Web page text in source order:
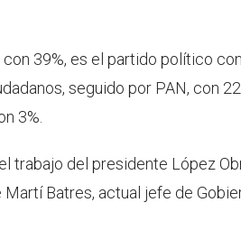
39%, es el partido político
seguido por PAN, con
3%.
trabajo del presidente López
Batres, actual jefe de